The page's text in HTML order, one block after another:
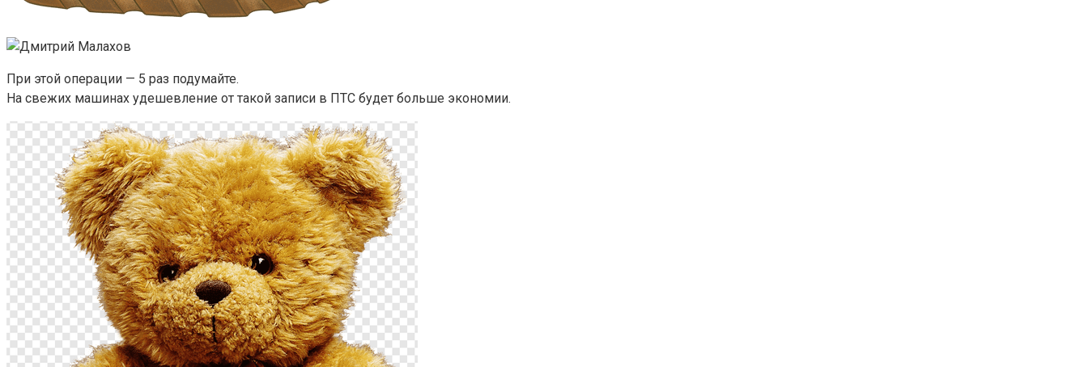
При этой операции — 5 раз подумайте.
На свежих машинах удешевление от такой записи в ПТС будет больше экономии.